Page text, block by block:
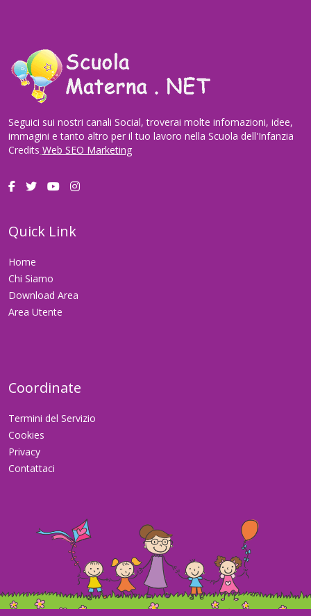
Seguici sui nostri canali Social, troverai molte infomazioni, idee,
immagini e tanto altro per il tuo lavoro nella Scuola dell'Infanzia
Credits Web SEO Marketing
Quick Link
Home
Chi Siamo
Download Area
Area Utente
Coordinate
Termini del Servizio
Cookies
Privacy
Contattaci